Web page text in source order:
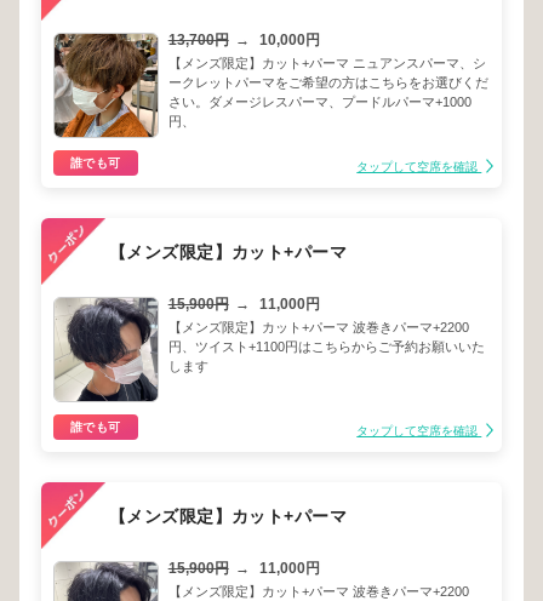
13,700円 → 10,000円
【メンズ限定】カット+パーマ ニュアンスパーマ、シ
ークレットパーマをご希望の方はこちらをお選びくだ
さい。ダメージレスパーマ、プードルパーマ+1000
円、
誰でも可 タップして空席を確認
【メンズ限定】カット+パーマ
15,900円 → 11,000円
【メンズ限定】カット+パーマ 波巻きパーマ+2200
円、ツイスト+1100円はこちらからご予約お願いいた
します
誰でも可 タップして空席を確認
【メンズ限定】カット+パーマ
15,900円 → 11,000円
【メンズ限定】カット+パーマ 波巻きパーマ+2200